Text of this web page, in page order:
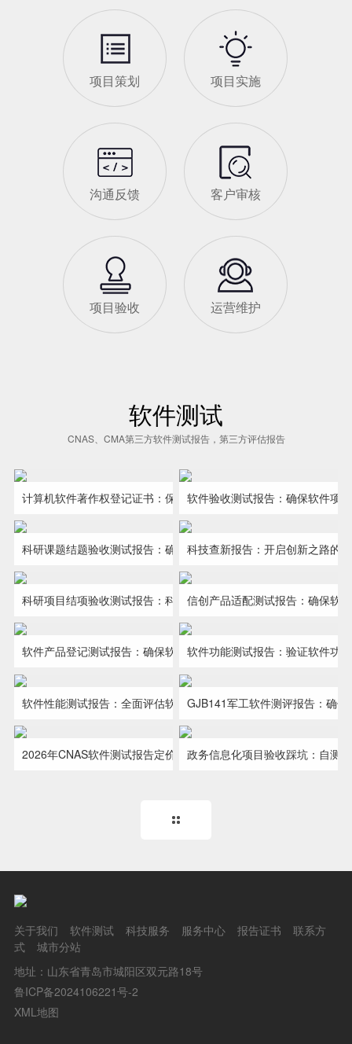
项目策划 项目实施
沟通反馈 客户审核
项目验收 运营维护
软件测试
CNAS、CMA第三方软件测试报告，第三方评估报告
在科技创新日新月异的今天，计算
和个人保护其知识产权成果的重要手
计算机软件著作权登记证书：保护企业的软件智慧成果
在软件项目的生命周期中，软件验
软件的功能和性能，还确保了软件的
软件验收测试报告：确保软件项
科研课题的成功不仅在于创新的构
和转化。我们的科研课题结题验收测
科研课题结题验收测试报告：确保科研成果转化的关键一步
在科技创新的浪潮中，确保研究的
企业研发团队的首要任务。我们的科
科技查新报告：开启创新之路的
在科研领域，科研项目成果的验证
CNAS/CMA第三方软件测试服务机
科研项目结项验收测试报告：科研成就的权威验证在信息技术自主创新的大潮中，信
适配性和兼容性测试变得尤为重要。
信创产品适配测试报告：确保软
软件产品登记测试报告是确保软件
场竞争力的重要证明材料。软件产品
软件产品登记测试报告：确保软件合规、高效、可靠
在软件交付和验收过程中，软件的
作为CNAS/CMA第三方软件测试服务
软件功能测试报告：验证软件功
第三方软件测试报告中的性能指
软件性能测试报告：全面评估软件性能指标稳定性在国防科技领域，军用软件的可靠
GJB141军工软件测评报告：确
政企项目验收、高企申报、高校科
悬殊···
2026年CNAS软件测试报告定价拆解与采购避坑全攻略
很多政企信息化项目交付团队都遇
专···
政务信息化项目验收踩坑：自测
关于我们 软件测试 科技服务 服务中心 报告证书
联系方
式
城市分站
地址：山东省青岛市城阳区双元路18号
鲁ICP备2024106221号-2
XML地图